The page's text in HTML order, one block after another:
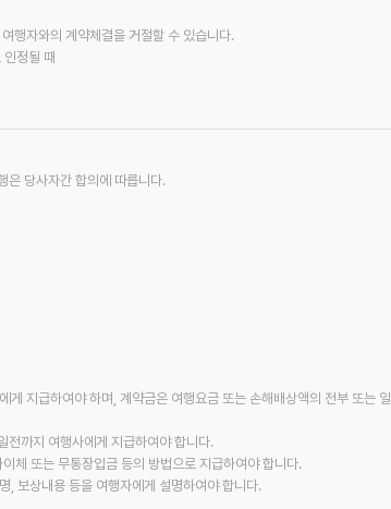
행자와의 계약체결을 거절할 수 있습니다.
정될 때
은 당사자간 합의에 따릅니다.
지급하여야 하며, 계약금은 여행요금 또는 손해배상액의 전부 또는 일
까지 여행사에게 지급하여야 합니다.
체 또는 무통장입금 등의 방법으로 지급하여야 합니다.
, 보상내용 등을 여행자에게 설명하여야 합니다.